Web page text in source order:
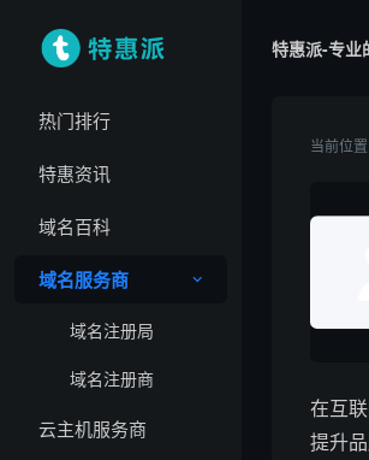
热门排行
特惠资讯
域名百科
域名服务商
域名注册局
域名注册商
云主机服务商
特惠派-专业
当前位置
在互
提升